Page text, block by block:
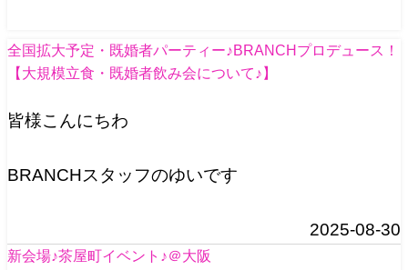
全国拡大予定・既婚者パーティー♪BRANCHプロデュース！
【大規模立食・既婚者飲み会について♪】
皆様こんにちわ
BRANCHスタッフのゆいです
2025-08-30
新会場♪茶屋町イベント♪＠大阪